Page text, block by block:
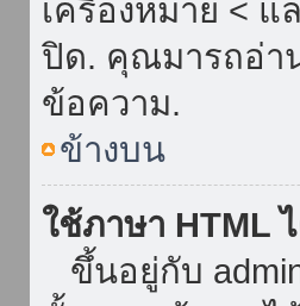
เครื่องหมาย <
ปิด. คุณมารถอ่า
ข้อความ.
ข้างบน
ใช้ภาษา HTML
ขึ้นอยู่กับ